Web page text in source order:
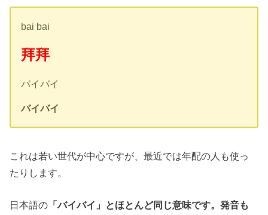
bai bai
拜拜
バイバイ
バイバイ
これは若い世代が中心ですが、最近では年配の人も使っ
たりします。
日本語の 「バイバイ」とほとんど同じ意味です。発音も